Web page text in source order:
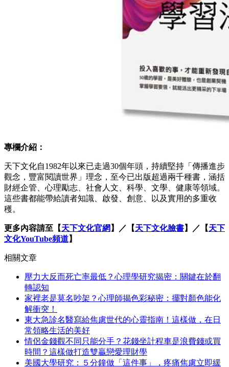
專欄介紹：
天下文化自1982年以來已走過30個年頭，持續堅持「傳播進步
觀念，豐富閱讀世界」理念，至今已出版超過兩千種書，涵括
財經企管、心理勵志、社會人文、科學、文學、健康等領域。
這些書都能帶給讀者知識、啟發、創意、以及實用的多重收
穫。
更多內容請至【天下文化官網 】／【天下文化臉書】／【天下
文化YouTube頻道】
相關文章
壓力大反而死亡率最低？心理學研究揭密：關鍵在於翻
轉認知
家裡老是莫名吵架？心理師揭色彩秘密：擺對顏色能化
解衝突！
東大急診名醫寫給焦慮世代的心靈指南！這樣做，在日
常領略生活的美好
情侶金錢觀不同只能分手？花錢坐計程車是浪費錢或買
時間？這樣做打造雙贏戀愛理財學
美國大學研究：５分鐘做「這件事」，疼痛焦慮立即緩